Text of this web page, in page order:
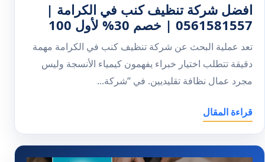
افضل شركة تنظيف كنب في الكرامة |
0561581557 | خصم 30% لأول 100
تعد عملية البحث عن شركة تنظيف كنب في الكرامة مهمة
دقيقة تتطلب اختيار خبراء يفهمون كيمياء الأنسجة وليس
مجرد عمال نظافة تقليديين. في “شركة...
قراءة المقال